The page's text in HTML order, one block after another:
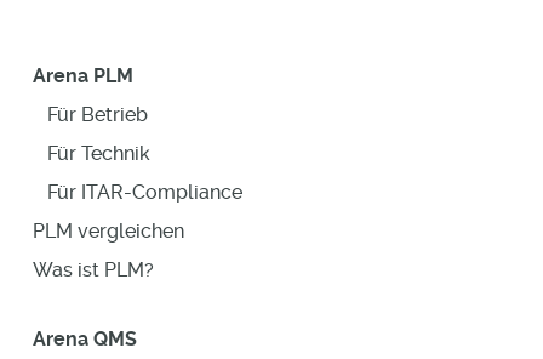
Arena PLM
Für Betrieb
Für Technik
Für ITAR-Compliance
PLM vergleichen
Was ist PLM?
Arena QMS